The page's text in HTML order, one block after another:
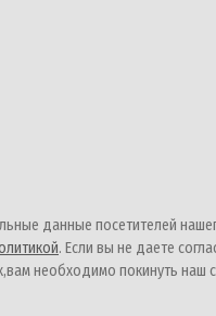
данные посетителей
. Если вы не даете
необходимо покинуть наш